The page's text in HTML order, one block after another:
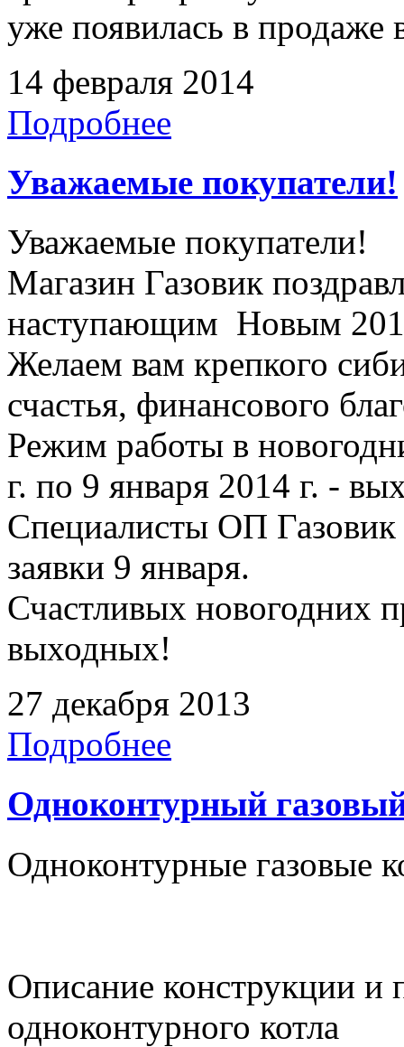
уже появилась в продаже
14 февраля 2014
Подробнее
Уважаемые покупатели!
Уважаемые покупатели!
Магазин Газовик
наступающим Новым
Желаем вам крепкого
счастья, финансового
Режим работы в
г. по 9 января 2014 г. -
Специалисты ОП
заявки 9 января.
Счастливых новогодних
выходных!
27 декабря 2013
Подробнее
Одноконтурный
Одноконтурные газовые
Описание конструкции и
одноконтурного котла